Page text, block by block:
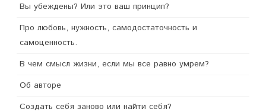
Вы убеждены? Или это ваш принцип?
Про любовь, нужность, самодостаточность и
самоценность.
В чем смысл жизни, если мы все равно умрем?
Об авторе
Создать себя заново или найти себя?